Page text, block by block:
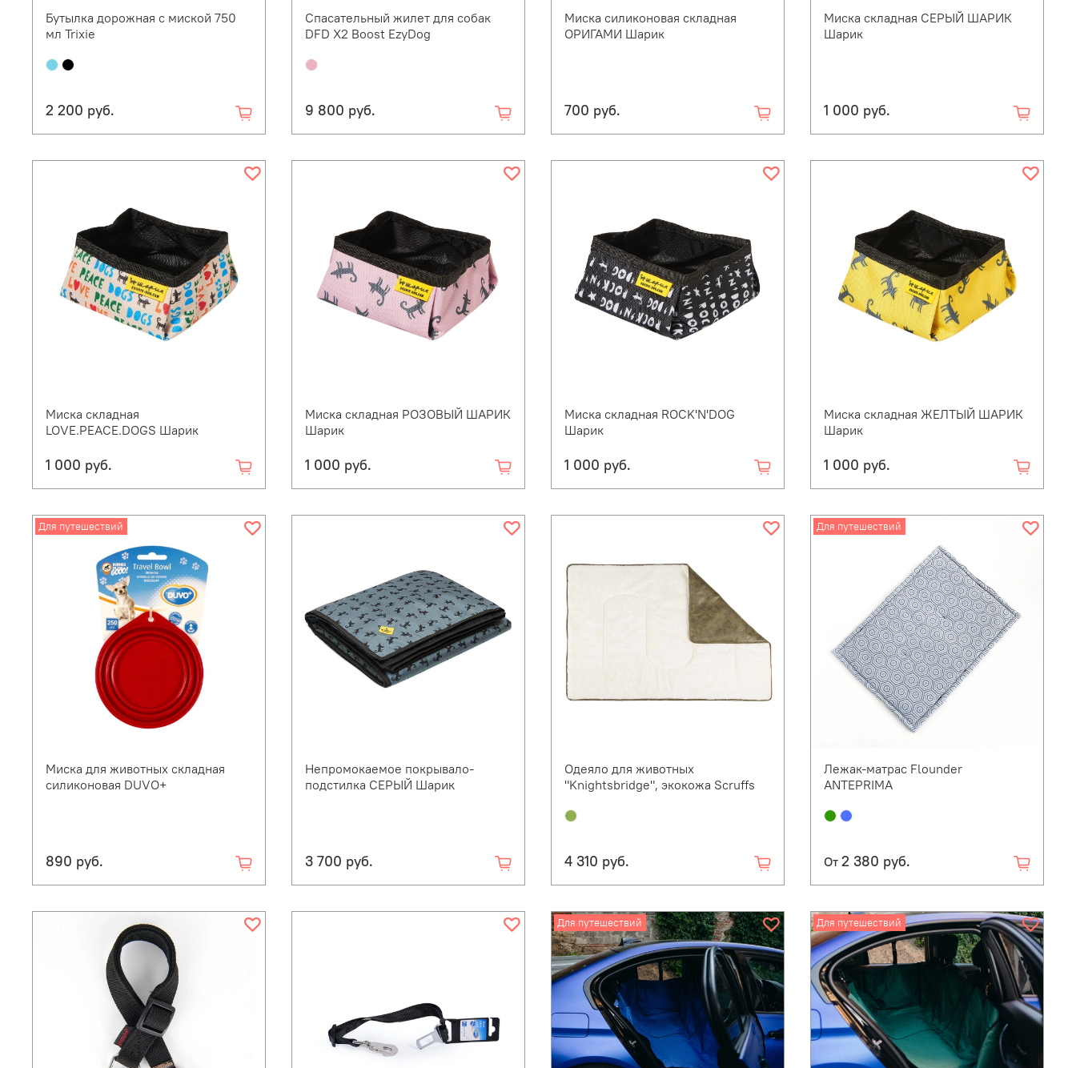
Бутылка дорожная с миской 750
мл Trixie
2 200 руб.
Спасательный жилет для собак
DFD X2 Boost EzyDog
9 800 руб.
Миска силиконовая складная
ОРИГАМИ Шарик
700 руб.
Миска складная СЕРЫЙ ШАРИК
Шарик
1 000 руб.
Миска складная
LOVE.PEACE.DOGS Шарик
1 000 руб.
Миска складная РОЗОВЫЙ ШАРИК
Шарик
1 000 руб.
Миска складная ROCK'N'DOG
Шарик
1 000 руб.
Миска складная ЖЕЛТЫЙ ШАРИК
Шарик
1 000 руб.
Для путешествий
Миска для животных складная
силиконовая DUVO+
890 руб.
Непромокаемое покрывало-
подстилка СЕРЫЙ Шарик
3 700 руб.
Одеяло для животных
"Knightsbridge", экокожа Scruffs
4 310 руб.
Для путешествий
Лежак-матрас Flounder
ANTEPRIMA
От 2 380 руб.
Для путешествий Для путешествий